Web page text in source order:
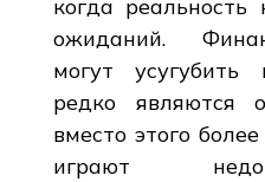
когда
ожиданий.
могут усугубить
редко являются
вместо этого
играют